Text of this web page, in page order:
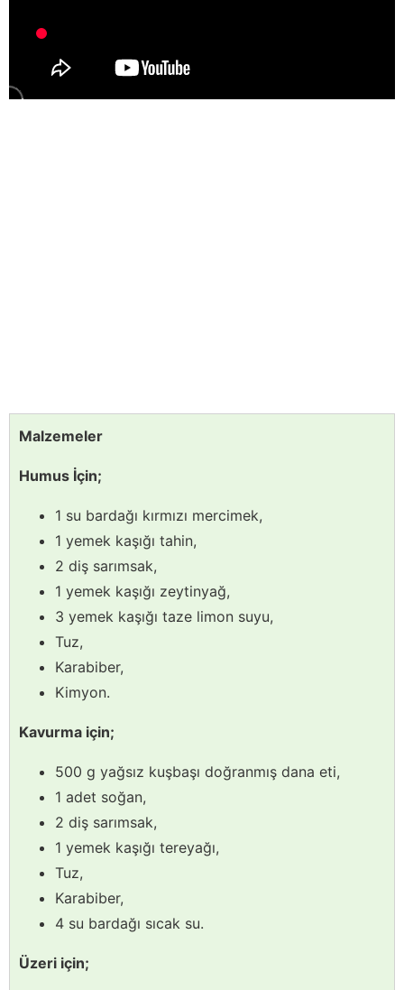
Malzemeler
Humus İçin;
1 su bardağı kırmızı mercimek,
1 yemek kaşığı tahin,
2 diş sarımsak,
1 yemek kaşığı zeytinyağ,
3 yemek kaşığı taze limon suyu,
Tuz,
Karabiber,
Kimyon.
Kavurma için;
500 g yağsız kuşbaşı doğranmış dana eti,
1 adet soğan,
2 diş sarımsak,
1 yemek kaşığı tereyağı,
Tuz,
Karabiber,
4 su bardağı sıcak su.
Üzeri için;